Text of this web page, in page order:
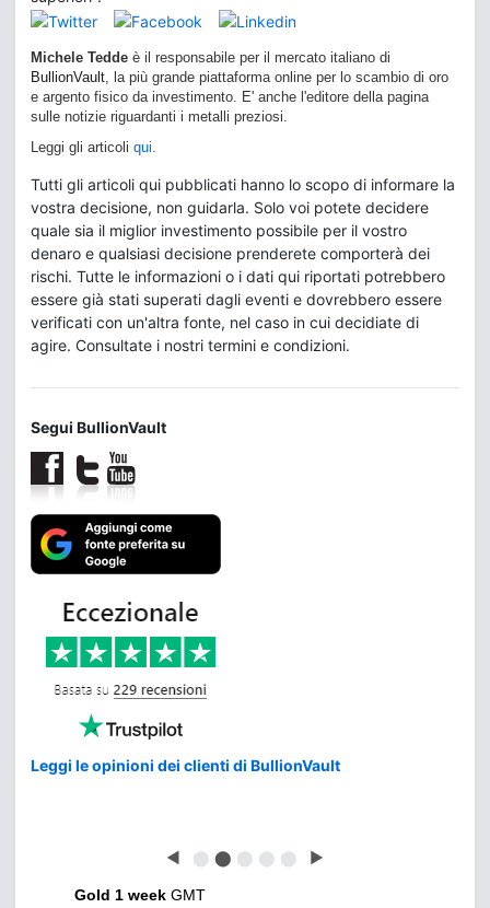
Michele Tedde è il responsabile per il mercato italiano di
BullionVault , la più grande piattaforma online per lo scambio di oro
e argento fisico da investimento. E' anche l'editore della pagina
sulle notizie riguardanti i metalli preziosi.
Leggi gli articoli qui.
Tutti gli articoli qui pubblicati hanno lo scopo di informare la
vostra decisione, non guidarla. Solo voi potete decidere
quale sia il miglior investimento possibile per il vostro
denaro e qualsiasi decisione prenderete comporterà dei
rischi. Tutte le informazioni o i dati qui riportati potrebbero
essere già stati superati dagli eventi e dovrebbero essere
verificati con un'altra fonte, nel caso in cui decidiate di
agire. Consultate i nostri termini e condizioni.
Segui BullionVault
Leggi le opinioni dei clienti di BullionVault
◀ ⬤ ⬤ ⬤ ⬤ ⬤ ▶
Gold 1 week GMT